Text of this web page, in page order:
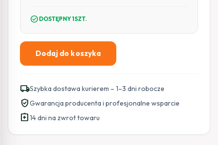
check_circle DOSTĘPNY 1SZT.
ilość
VOLT
POLSKA
GREEN
Dodaj do koszyka
local_shippingSzybka dostawa kurierem – 1–3 dni robocze
verified_userGwarancja producenta i profesjonalne wsparcie
assignment_return14 dni na zwrot towaru